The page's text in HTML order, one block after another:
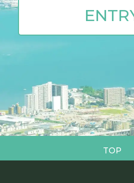
ます ＊靴は運動靴など歩きやすいも
ターンシップ実施日 随時受付してお
ントリー受付後にご案内いたします
経営理念のもと、生活に欠かせな
たエネルギーを取り扱う総合設備工
技術で地域に貢献してきました。
は、当たり前の毎日を支えている、
いノセヨの技術を体験することがで
を心よりお待ちしています。 お問い
ヨ 採用チーム TEL：0749-30-2038
TOP